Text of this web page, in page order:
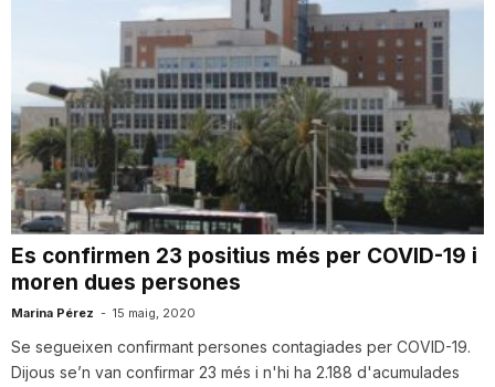
Es confirmen 23 positius més per COVID-19 i
moren dues persones
Marina Pérez - 15 maig, 2020
Se segueixen confirmant persones contagiades per COVID-19.
Dijous se’n van confirmar 23 més i n'hi ha 2.188 d'acumulades